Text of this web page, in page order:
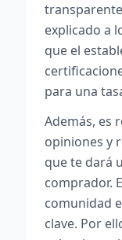
explicado a
que el
para una
Además, es
opiniones y
que te dará
comprador.
comunidad
clave. Por